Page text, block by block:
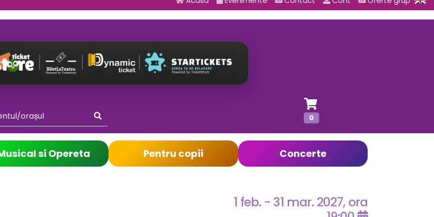
0
si Opereta Pentru copii Concerte
1 feb. - 31 mar. 2027, ora